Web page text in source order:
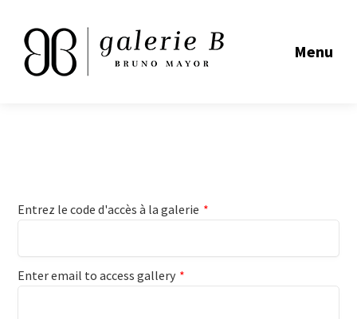
Menu
Entrez le code d'accès à la galerie *
Enter email to access gallery *